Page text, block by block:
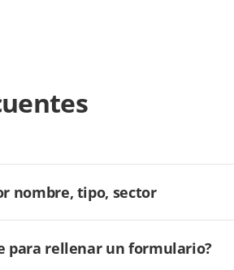
nombre, tipo, sector
para rellenar un formulario?